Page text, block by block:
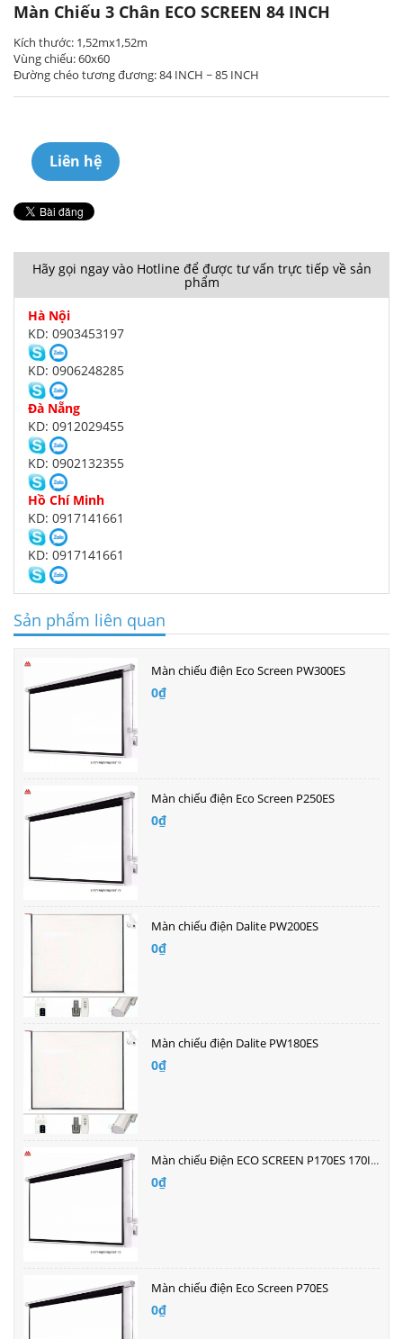
Màn Chiếu 3 Chân ECO SCREEN 84 INCH
Kích thước: 1,52mx1,52m
Vùng chiếu: 60x60
Đường chéo tương đương: 84 INCH ~ 85 INCH
Liên hệ
Hãy gọi ngay vào Hotline để được tư vấn trực tiếp về sản
phẩm
Hà Nội
KD: 0903453197
KD: 0906248285
Đà Nẵng
KD: 0912029455
KD: 0902132355
Hồ Chí Minh
KD: 0917141661
KD: 0917141661
Sản phẩm liên quan
Màn chiếu điện Eco Screen PW300ES
0₫
Màn chiếu điện Eco Screen P250ES
0₫
Màn chiếu điện Dalite PW200ES
0₫
Màn chiếu điện Dalite PW180ES
0₫
Màn chiếu Điện ECO SCREEN P170ES 170Inch
0₫
Màn chiếu điện Eco Screen P70ES
0₫